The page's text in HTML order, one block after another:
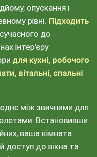
опускання і
рівні. Підходить
до
інтер'єру
для кухні, робочого
вітальні, спальні
між звичними для
Встановивши
ваша кімната
доступ до вікна та